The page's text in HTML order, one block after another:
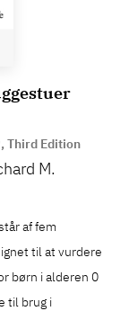
Third Edition
M.
af fem
til at vurdere
børn i alderen 0
til brug i